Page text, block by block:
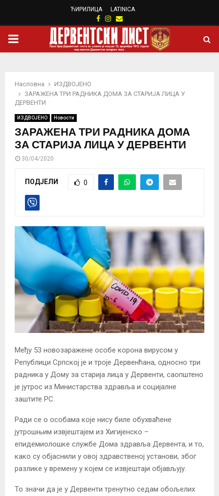
ЋИРИЛИЦА LATINICA
Facebook
Instagram
Email
PRIMARY
Насловна
ИЗДВОЈЕНО
ЗАРАЖЕНА ТРИ РАДНИКА ДОМА ЗА СТАРИЈА ЛИЦА У
ДЕРВЕНТИ
ИЗДВОЈЕНО Новости
ЗАРАЖЕНА ТРИ РАДНИКА ДОМА
ЗА СТАРИЈА ЛИЦА У ДЕРВЕНТИ
30/04/2020
ПОДЈЕЛИ 0
Међу 53 новозаражене особе корона вирусом у
Републици Српској је и троје Дервенћана, односно три
радника у Дому за старија лица у Дервенти, саопштено
је јутрос из Министарства здравља и социјалне
заштите РС.
Ради се о особама које нису биле обухваћене
јутрошњим извјештајем из Хигијенско –
епидемиолошке службе Дома здравља Дервента, и то,
како су објаснили у овој здравственој установи, због
разлике у времену у којем се извјештаји објављују.
То значи да је у Дервенти тренутно седам обољелих